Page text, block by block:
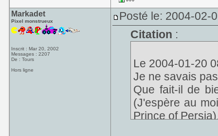
Markadet
Pixel monstrueux
Inscrit : Mar 20, 2002
Messages : 2207
De : Tours
Hors ligne
Posté le: 2004-02-
Citation :
Le 2004-01-20
Je ne savais
Que fait-il de
(J'espère au
Prince of Persia